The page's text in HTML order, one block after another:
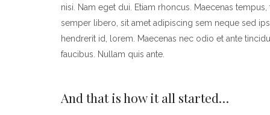
nisi. Nam eget dui. Etiam rhoncus. Maecenas
semper libero, sit amet adipiscing sem neque sed
hendrerit id, lorem. Maecenas nec odio et ante
faucibus. Nullam quis ante.
And that is how it all started…